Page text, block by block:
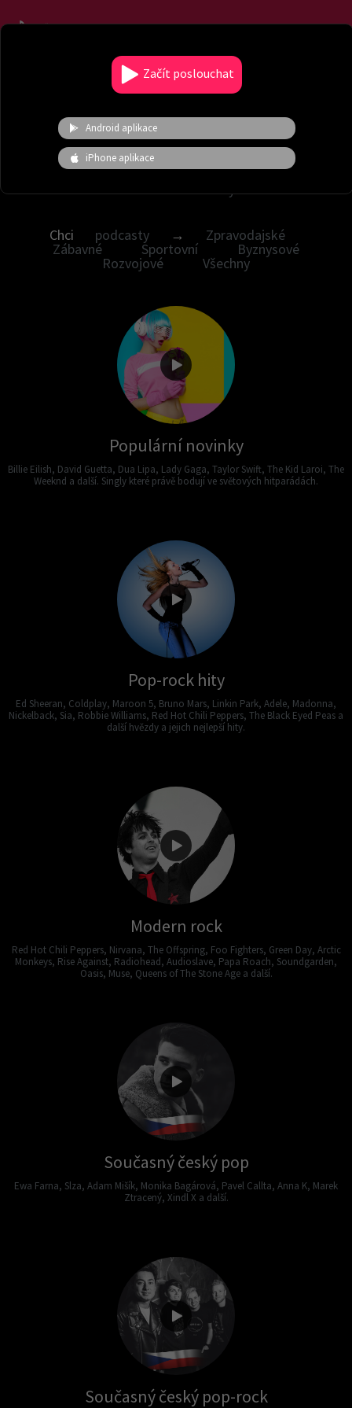
Vyladěné hudební nálady
Chci nálady → Česká hudba Audioknihy
Žánrové Novinky Moje
nálady Energické Zvuky a ruchy
V.I.P. Pohádky
Chci podcasty → Zpravodajské
Zábavné Sportovní Byznysové
Rozvojové Všechny
Populární novinky
Billie Eilish, David Guetta, Dua Lipa, Lady Gaga, Taylor Swift, The Kid Laroi, The
Weeknd a další. Singly které právě bodují ve světových hitparádách.
Pop-rock hity
Ed Sheeran, Coldplay, Maroon 5, Bruno Mars, Linkin Park, Adele, Madonna,
Nickelback, Sia, Robbie Williams, Red Hot Chili Peppers, The Black Eyed Peas a
další hvězdy a jejich nejlepší hity.
Modern rock
Red Hot Chili Peppers, Nirvana, The Offspring, Foo Fighters, Green Day, Arctic
Monkeys, Rise Against, Radiohead, Audioslave, Papa Roach, Soundgarden,
Oasis, Muse, Queens of The Stone Age a další.
Současný český pop
Ewa Farna, Slza, Adam Mišík, Monika Bagárová, Pavel Callta, Anna K, Marek
Ztracený, Xindl X a další.
Současný český pop-rock
Začít poslouchat
Android aplikace
iPhone aplikace